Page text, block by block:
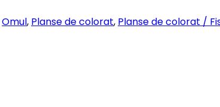
Omul, Planse de colorat, Planse de colorat /